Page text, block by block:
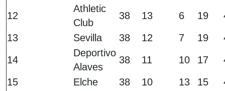
12
Athletic
Club
38 13 6 19
13
Sevilla 38 12 7 19
14
Deportivo
Alaves
38 11 10 17
15
Elche 38 10 13 15